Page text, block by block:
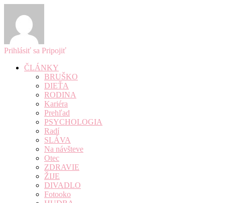
Prihlásiť sa Pripojiť
ČLÁNKY
BRUŠKO
DIEŤA
RODINA
Kariéra
Prehľad
PSYCHOLOGIA
Radí
SLÁVA
Na návšteve
Otec
ZDRAVIE
ŽIJE
DIVADLO
Fotooko